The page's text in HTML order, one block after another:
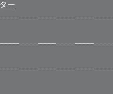
ー